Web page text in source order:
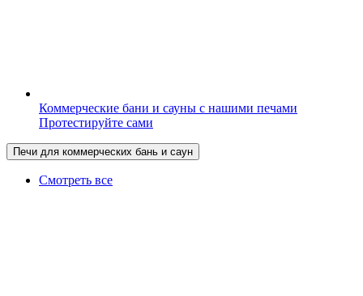
Коммерческие бани и сауны с нашими печами
Протестируйте сами
Печи для коммерческих бань и саун
Смотреть все